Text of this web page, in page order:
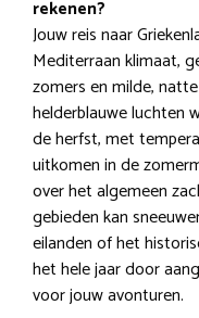
rekenen?
Jouw reis naar
Mediterraan klimaat,
zomers en milde,
helderblauwe luchten
de herfst, met
uitkomen in de
over het algemeen
gebieden kan
eilanden of het
het hele jaar door
voor jouw avonturen.